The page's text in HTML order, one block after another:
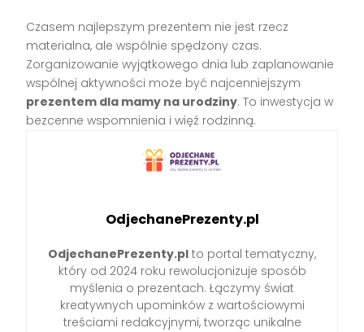
Czasem najlepszym prezentem nie jest rzecz
materialna, ale wspólnie spędzony czas.
Zorganizowanie wyjątkowego dnia lub zaplanowanie
wspólnej aktywności może być najcenniejszym
prezentem dla mamy na urodziny. To inwestycja w
bezcenne wspomnienia i więź rodzinną.
OdjechanePrezenty.pl
OdjechanePrezenty.pl to portal tematyczny,
który od 2024 roku rewolucjonizuje sposób
myślenia o prezentach. Łączymy świat
kreatywnych upominków z wartościowymi
treściami redakcyjnymi, tworząc unikalne